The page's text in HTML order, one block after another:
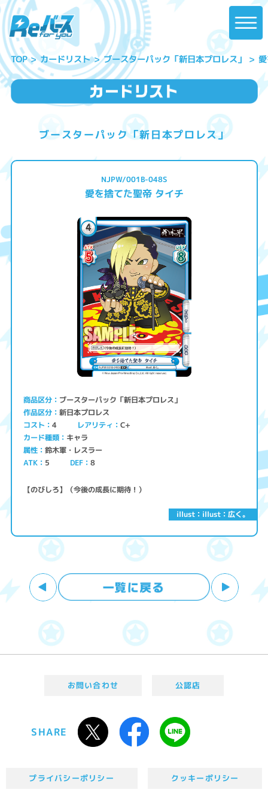
TOP カードリスト ブースターパック「新日本プロレス」
ブースターパック「新日本プロレス」
illust：illust：広く。
NJPW/001B-048S
愛を捨てた聖帝 タイチ
商品区分 ブースターパック「新日本プロレス」
作品区分 新日本プロレス
コスト 4 レアリティ C+
カード種類 キャラ
属性 鈴木軍・レスラー
ATK 5 DEF 8
【のびしろ】（今後の成長に期待！）
お問い合わせ 公認店
SHARE
プライバシーポリシー クッキーポリシー